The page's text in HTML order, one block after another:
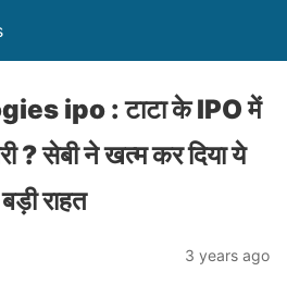
ipo : टाटा के IPO में
? सेबी ने खत्‍म कर दिया ये
राहत
3 years ago